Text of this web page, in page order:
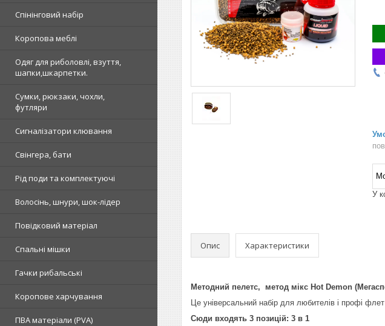
Спінінговий набір
Коропова меблі
Одяг для риболовлі, взуття,
шапки,шкарпетки.
Сумки, рюкзаки, чохли,
футляри
Сигналізатори клювання
Свінгера, бати
Рід поди та комплектуючі
Волосінь, шнури, шок-лідер
Повідковий матеріал
Спальні мішки
Гачки рибальські
Коропове харчування
ПВА матеріали (PVA)
У
Опис Характеристики
Методний пелетс, метод мікс Hot Demon
Це універсальний набір для любителів і профі
Сюди входять 3 позицій: 3 в 1